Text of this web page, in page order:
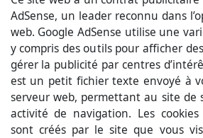
AdSense, un leader reconnu dans
web. Google AdSense utilise une
y compris des outils pour afficher
gérer la publicité par centres
est un petit fichier texte envoyé à
serveur web, permettant au site de
activité de navigation. Les
sont créés par le site que vous